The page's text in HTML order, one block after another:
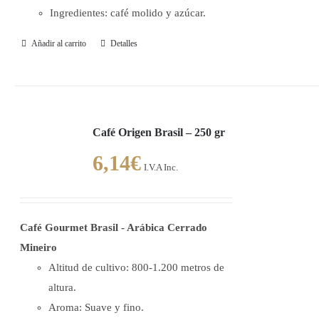
Ingredientes: café molido y azúcar.
Añadir al carrito Detalles
Café Origen Brasil – 250 gr
6,14€ I.V.A Inc.
Café Gourmet Brasil - Arábica Cerrado
Mineiro
Altitud de cultivo: 800-1.200 metros de
altura.
Aroma: Suave y fino.